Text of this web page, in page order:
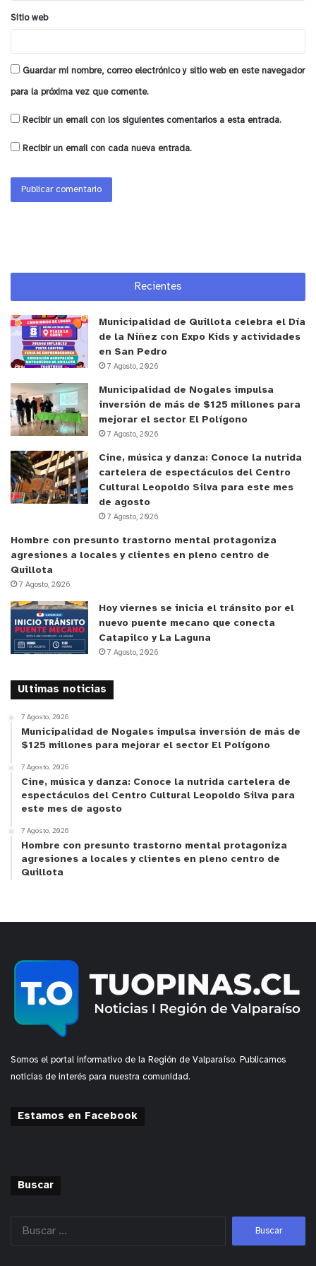
y tú, ¿qué opinas?
Sitio web
Guardar mi nombre, correo electrónico y sitio web en este navegador
para la próxima vez que comente.
Recibir un email con los siguientes comentarios a esta entrada.
Recibir un email con cada nueva entrada.
Recientes
Municipalidad de Quillota celebra el Día
de la Niñez con Expo Kids y actividades
en San Pedro
7 Agosto, 2026
Municipalidad de Nogales impulsa
inversión de más de $125 millones para
mejorar el sector El Polígono
7 Agosto, 2026
Cine, música y danza: Conoce la nutrida
cartelera de espectáculos del Centro
Cultural Leopoldo Silva para este mes
de agosto
7 Agosto, 2026
Hombre con presunto trastorno mental protagoniza
agresiones a locales y clientes en pleno centro de
Quillota
7 Agosto, 2026
Hoy viernes se inicia el tránsito por el
nuevo puente mecano que conecta
Catapilco y La Laguna
7 Agosto, 2026
Ultimas noticias
7 Agosto, 2026
Municipalidad de Nogales impulsa inversión de más de
$125 millones para mejorar el sector El Polígono
7 Agosto, 2026
Cine, música y danza: Conoce la nutrida cartelera de
espectáculos del Centro Cultural Leopoldo Silva para
este mes de agosto
7 Agosto, 2026
Hombre con presunto trastorno mental protagoniza
agresiones a locales y clientes en pleno centro de
Quillota
Somos el portal informativo de la Región de Valparaíso. Publicamos
noticias de interés para nuestra comunidad.
Estamos en Facebook
Buscar